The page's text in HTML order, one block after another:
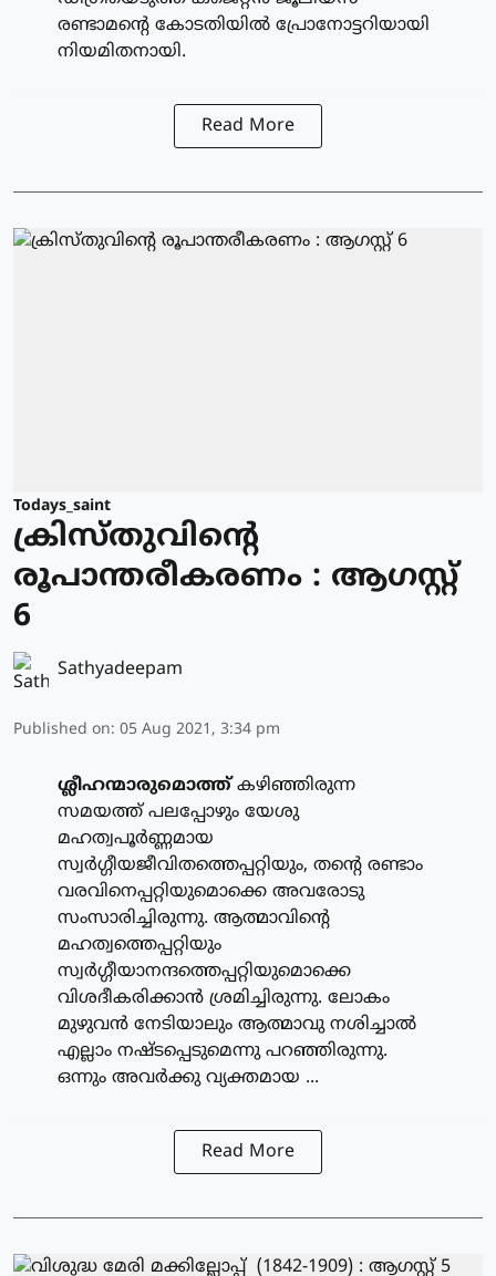
രണ്ടാമന്റെ കോടതിയില്‍ പ്രോനോട്ടറിയായി
നിയമിതനായി.
Read More
Todays_saint
ക്രിസ്തുവിന്റെ
രൂപാന്തരീകരണം : ആഗസ്റ്റ്
6
Sathyadeepam
Published on: 05 Aug 2021, 3:34 pm
ശ്ലീഹന്മാരുമൊത്ത്കഴിഞ്ഞിരുന്ന
സമയത്ത് പലപ്പോഴും യേശു
മഹത്വപൂര്‍ണ്ണമായ
സ്വര്‍ഗ്ഗീയജീവിതത്തെപ്പറ്റിയും, തന്റെ രണ്ടാം
വരവിനെപ്പറ്റിയുമൊക്കെ അവരോടു
സംസാരിച്ചിരുന്നു. ആത്മാവിന്റെ
മഹത്വത്തെപ്പറ്റിയും
സ്വര്‍ഗ്ഗീയാനന്ദത്തെപ്പറ്റിയുമൊക്കെ
വിശദീകരിക്കാന്‍ ശ്രമിച്ചിരുന്നു. ലോകം
മുഴുവന്‍ നേടിയാലും ആത്മാവു നശിച്ചാല്‍
എല്ലാം നഷ്ടപ്പെടുമെന്നു പറഞ്ഞിരുന്നു.
ഒന്നും അവര്‍ക്കു വ്യക്തമായ ...
Read More